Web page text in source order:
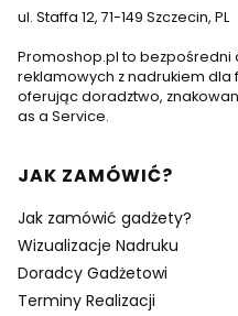
ul. Staffa 12, 71-149 Szczecin, PL
Promoshop.pl to
reklamowych z nadrukiem dla
oferując doradztwo,
as a Service.
Linki w stopce
JAK ZAMÓWIĆ?
Jak zamówić gadżety?
Wizualizacje Nadruku
Doradcy Gadżetowi
Terminy Realizacji